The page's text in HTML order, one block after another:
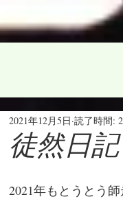
徒然日
2021年12月5日 読了時間:
2021年もとうとう